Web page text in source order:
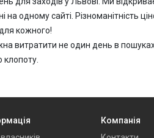
на одному сайті.
кожного!
витратити не один день в
клопоту.
Компанія